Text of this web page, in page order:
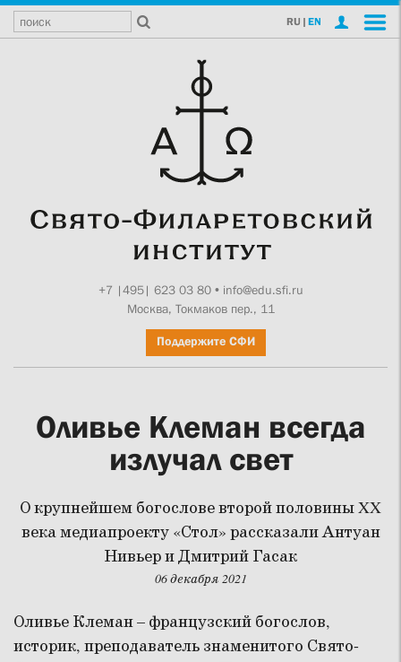
RU | EN
+7 |495| 623 03 80• info@edu.sfi.ru
Москва, Токмаков пер., 11
Поддержите СФИ
Оливье Клеман всегда
излучал свет
О крупнейшем богослове второй половины XX
века медиапроекту «Стол» рассказали Антуан
Нивьер и Дмитрий Гасак
06 декабря 2021
Оливье Клеман – французский богослов,
историк, преподаватель знаменитого Свято-